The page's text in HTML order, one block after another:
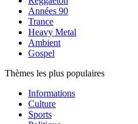
Années 90
Trance
Heavy Metal
Ambient
Gospel
Thèmes les plus populaires
Informations
Culture
Sports